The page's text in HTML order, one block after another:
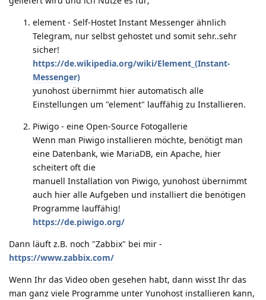
element - Self-Hostet Instant Messenger ähnlich
Telegram, nur selbst gehostet und somit sehr..sehr
sicher!
https://de.wikipedia.org/wiki/Element_(Instant-
Messenger)
yunohost übernimmt hier automatisch alle
Einstellungen um "element" lauffähig zu Installieren.
Piwigo - eine Open-Source Fotogallerie
Wenn man Piwigo installieren möchte, benötigt man
eine Datenbank, wie MariaDB, ein Apache, hier
scheitert oft die
manuell Installation von Piwigo, yunohost übernimmt
auch hier alle Aufgeben und installiert die benötigen
Programme lauffähig!
https://de.piwigo.org/
Dann läuft z.B. noch "Zabbix" bei mir -
https://www.zabbix.com/
Wenn Ihr das Video oben gesehen habt, dann wisst Ihr das
man ganz viele Programme unter Yunohost installieren kann,